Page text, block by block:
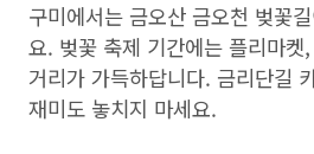
구미에서는 금오산 금오천 벚꽃
요. 벚꽃 축제 기간에는 플리마켓
거리가 가득하답니다. 금리단길
재미도 놓치지 마세요.